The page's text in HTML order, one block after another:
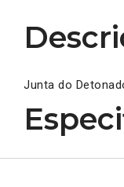
Junta do